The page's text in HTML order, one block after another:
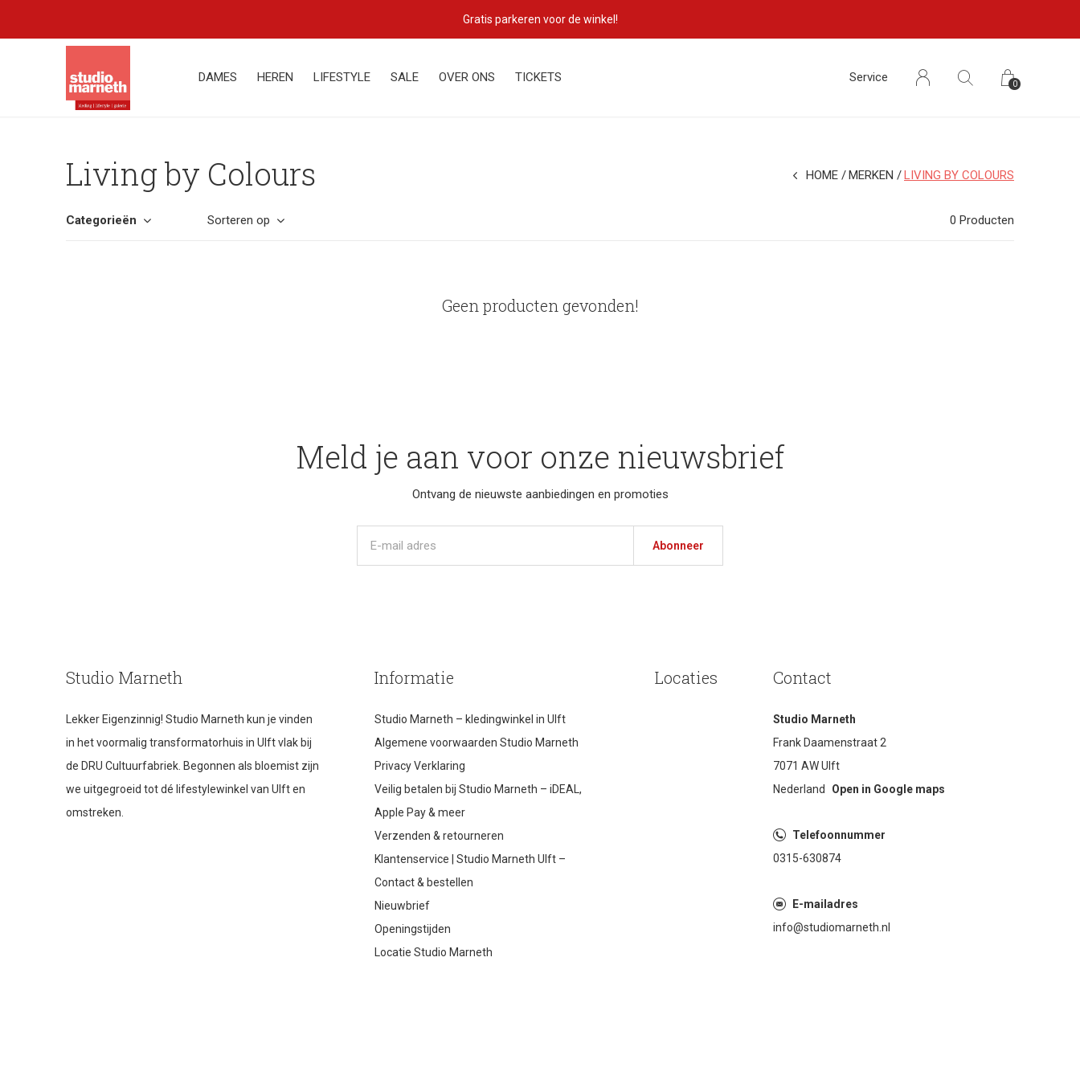
DAMES HEREN LIFESTYLE SALE OVER ONS TICKETS Service 0
Gratis parkeren voor de winkel!
Living by Colours HOME MERKEN LIVING BY COLOURS
Categorieën Sorteren op 0 Producten
Geen producten gevonden!
Meld je aan voor onze nieuwsbrief
Ontvang de nieuwste aanbiedingen en promoties
Abonneer
Studio Marneth
Lekker Eigenzinnig! Studio Marneth kun je vinden
in het voormalig transformatorhuis in Ulft vlak bij
de DRU Cultuurfabriek. Begonnen als bloemist zijn
we uitgegroeid tot dé lifestylewinkel van Ulft en
omstreken.
Informatie
Studio Marneth – kledingwinkel in Ulft
Algemene voorwaarden Studio Marneth
Privacy Verklaring
Veilig betalen bij Studio Marneth – iDEAL,
Apple Pay & meer
Verzenden & retourneren
Klantenservice | Studio Marneth Ulft –
Contact & bestellen
Nieuwbrief
Openingstijden
Locatie Studio Marneth
Locaties Contact
Studio Marneth
Frank Daamenstraat 2
7071 AW Ulft
Nederland
Open in Google maps
Telefoonnummer
0315-630874
E-mailadres
info@studiomarneth.nl